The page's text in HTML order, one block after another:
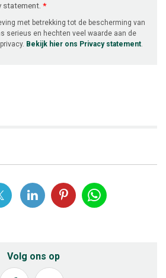
statement. *
met betrekking tot de bescherming van
serieus en hechten veel waarde aan de
Bekijk hier ons Privacy statement.
Volg ons op